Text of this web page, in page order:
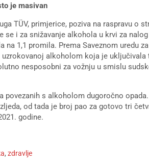
je masivan
TÜV, primjerice, poziva na raspravu o
se i za snižavanje alkohola u krvi za
na 1,1 promila. Prema Saveznom uredu
alkoholom koja je uključivala
nesposobni za vožnju u smislu
s alkoholom dugoročno
od tada je broj pao za gotovo tri
godine.
, zdravlje